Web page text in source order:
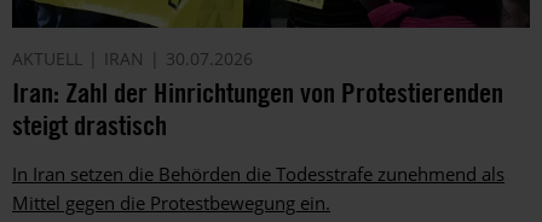
AKTUELL IRAN 30.07.2026
Iran: Zahl der Hinrichtungen von Protestierenden
steigt drastisch
In Iran setzen die Behörden die Todesstrafe zunehmend als
Mittel gegen die Protestbewegung ein.